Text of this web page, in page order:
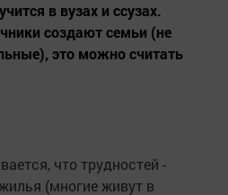
в вузах и ссузах.
создают семьи (не
это можно считать
что трудностей -
(многие живут в